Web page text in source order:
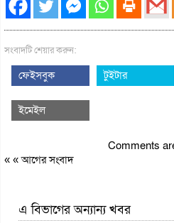
সংবাদটি শেয়ার করুন:
ফেইসবুক টুইটার
ইমেইল
Comments
« «আগের সংবাদ
এ বিভাগের অন্যান্য খবর